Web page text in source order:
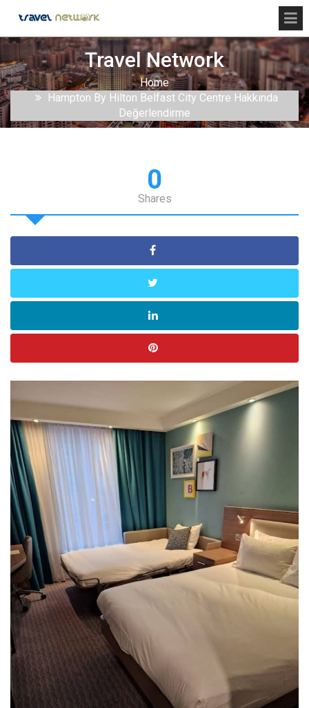
Travel Network
Home
Hampton By Hilton Belfast City Centre Hakkında
Değerlendirme
0
Shares